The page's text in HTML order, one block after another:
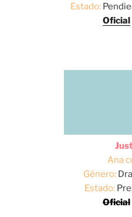
Estado:
Oficial
Ana
Género:
Estado:
Oficial